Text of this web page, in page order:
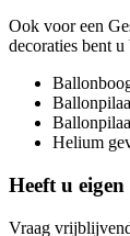
Ook voor een
decoraties bent
Helium
Heeft u eigen
Vraag